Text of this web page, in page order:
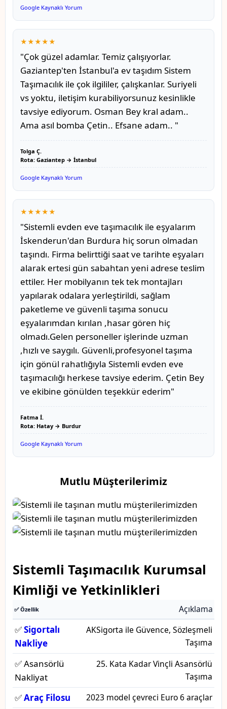
Google Kaynaklı Yorum
★★★★★
"Çok güzel adamlar. Temiz çalışıyorlar.
Gaziantep'ten İstanbul'a ev taşıdım Sistem
Taşımacılık ile çok ilgililer, çalışkanlar. Suriyeli
vs yoktu, iletişim kurabiliyorsunuz kesinlikle
tavsiye ediyorum. Osman Bey kral adam..
Ama asıl bomba Çetin.. Efsane adam.. "
Tolga Ç.
Rota: Gaziantep → İstanbul
Google Kaynaklı Yorum
★★★★★
"Sistemli evden eve taşımacılık ile eşyalarım
İskenderun'dan Burdura hiç sorun olmadan
taşındı. Firma belirttiği saat ve tarihte eşyaları
alarak ertesi gün sabahtan yeni adrese teslim
ettiler. Her mobilyanın tek tek montajları
yapılarak odalara yerleştirildi, sağlam
paketleme ve güvenli taşıma sonucu
eşyalarımdan kırılan ,hasar gören hiç
olmadı.Gelen personeller işlerinde uzman
,hızlı ve saygılı. Güvenli,profesyonel taşıma
için gönül rahatlığıyla Sistemli evden eve
taşımacılığı herkese tavsiye ederim. Çetin Bey
ve ekibine gönülden teşekkür ederim"
Fatma İ.
Rota: Hatay → Burdur
Google Kaynaklı Yorum
Mutlu Müşterilerimiz
Sistemli Taşımacılık Kurumsal
Kimliği ve Yetkinlikleri
✅ Özellik Açıklama
✅Sigortalı
Nakliye
AKSigorta ile Güvence, Sözleşmeli
Taşıma
✅ Asansörlü
Nakliyat
25. Kata Kadar Vinçli Asansörlü
Taşıma
✅Araç Filosu 2023 model çevreci Euro 6 araçlar